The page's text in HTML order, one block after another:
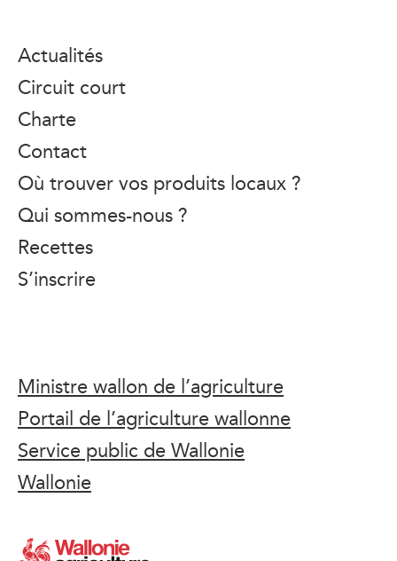
Actualités
Circuit court
Charte
Contact
Où trouver vos produits locaux ?
Qui sommes-nous ?
Recettes
S’inscrire
Ministre wallon de l’agriculture
Portail de l’agriculture wallonne
Service public de Wallonie
Wallonie